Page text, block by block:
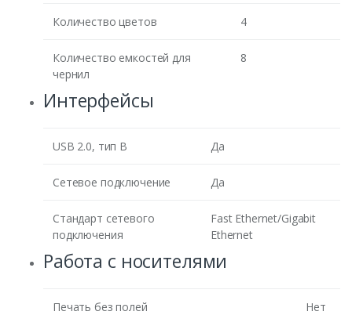
Количество цветов 4
Количество емкостей для
чернил
8
Интерфейсы
USB 2.0, тип B Да
Сетевое подключение Да
Стандарт сетевого
подключения
Fast Ethernet/Gigabit
Ethernet
Работа с носителями
Печать без полей Нет